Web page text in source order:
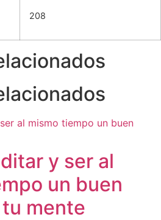
208
y ser al
un buen
mente